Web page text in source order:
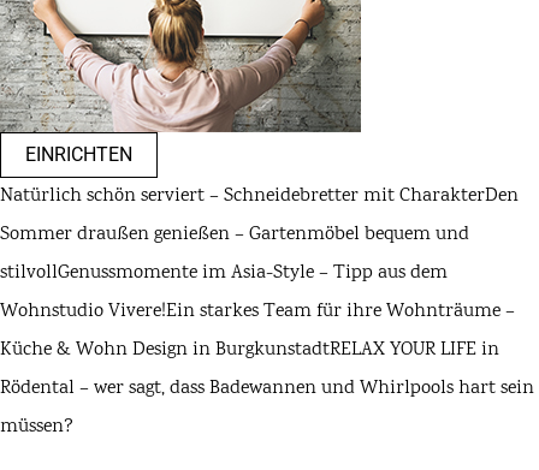
EINRICHTEN
Natürlich schön serviert – Schneidebretter mit CharakterDen
Sommer draußen genießen – Gartenmöbel bequem und
stilvollGenussmomente im Asia-Style – Tipp aus dem
Wohnstudio Vivere!Ein starkes Team für ihre Wohnträume –
Küche & Wohn Design in BurgkunstadtRELAX YOUR LIFE in
Rödental – wer sagt, dass Badewannen und Whirlpools hart sein
müssen?